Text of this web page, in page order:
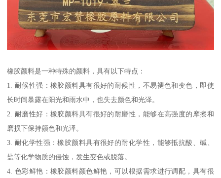
橡胶颜料是一种特殊的颜料，具有以下特点：
1. 耐候性强：橡胶颜料具有很好的耐候性，不易褪色和变色，即使
长时间暴露在阳光和雨水中，也失去颜色和光泽。
2. 耐磨性好：橡胶颜料具有很好的耐磨性，能够在高强度的摩擦和
磨损下保持颜色和光泽。
3. 耐化学性强：橡胶颜料具有很好的耐化学性，能够抵抗酸、碱、
盐等化学物质的侵蚀，发生变色或脱落。
4. 色彩鲜艳：橡胶颜料颜色鲜艳，可以根据需求进行调配，具有很